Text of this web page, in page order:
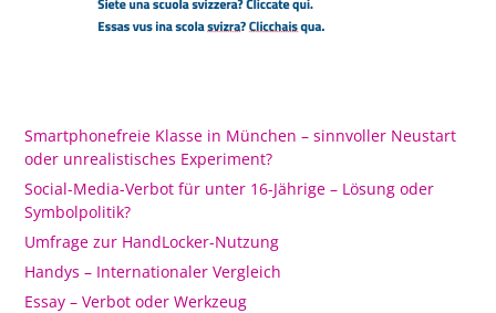
Smartphonefreie Klasse in München – sinnvoller Neustart
oder unrealistisches Experiment?
Social-Media-Verbot für unter 16-Jährige – Lösung oder
Symbolpolitik?
Umfrage zur HandLocker-Nutzung
Handys – Internationaler Vergleich
Essay – Verbot oder Werkzeug